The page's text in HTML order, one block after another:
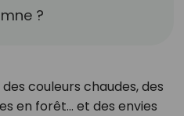
?
des couleurs chaudes, des
en forêt… et des envies